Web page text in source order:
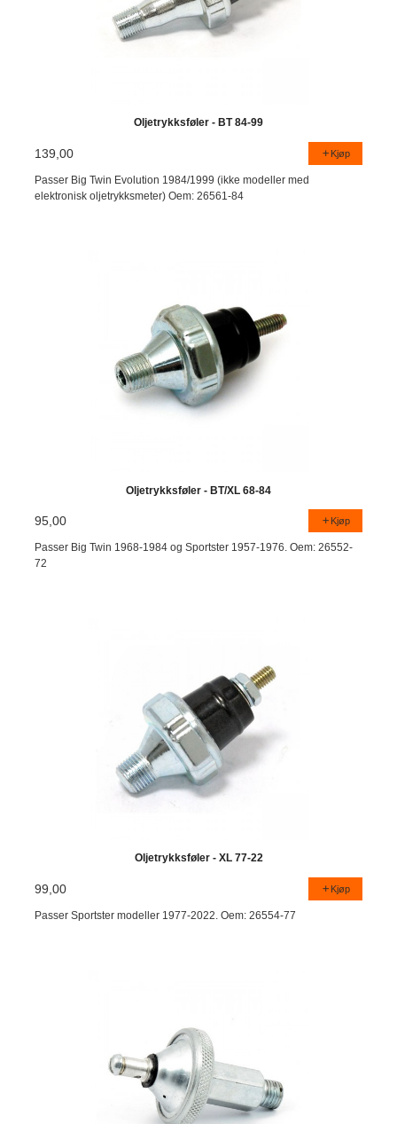
Oljetrykksføler - BT 84-99
139,00 Kjøp
Passer Big Twin Evolution 1984/1999 (ikke modeller med
elektronisk oljetrykksmeter) Oem: 26561-84
Oljetrykksføler - BT/XL 68-84
95,00 Kjøp
Passer Big Twin 1968-1984 og Sportster 1957-1976. Oem: 26552-
72
Oljetrykksføler - XL 77-22
99,00 Kjøp
Passer Sportster modeller 1977-2022. Oem: 26554-77